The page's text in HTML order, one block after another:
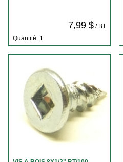
7,99 $/ BT
Quantité: 1